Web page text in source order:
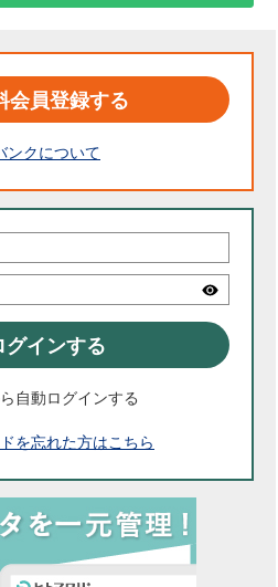
会員登録する
ンクについて
グインする
自動ログインする
を忘れた方はこちら